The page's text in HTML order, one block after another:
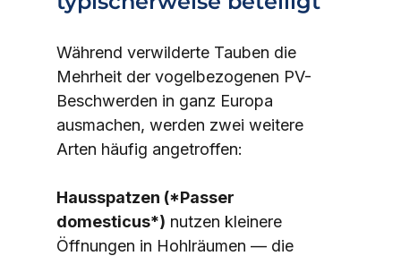
Während verwilderte Tauben die
Mehrheit der vogelbezogenen PV-
Beschwerden in ganz Europa
ausmachen, werden zwei weitere
Arten häufig angetroffen:
Hausspatzen (*Passer
domesticus*) nutzen kleinere
Öffnungen in Hohlräumen — die